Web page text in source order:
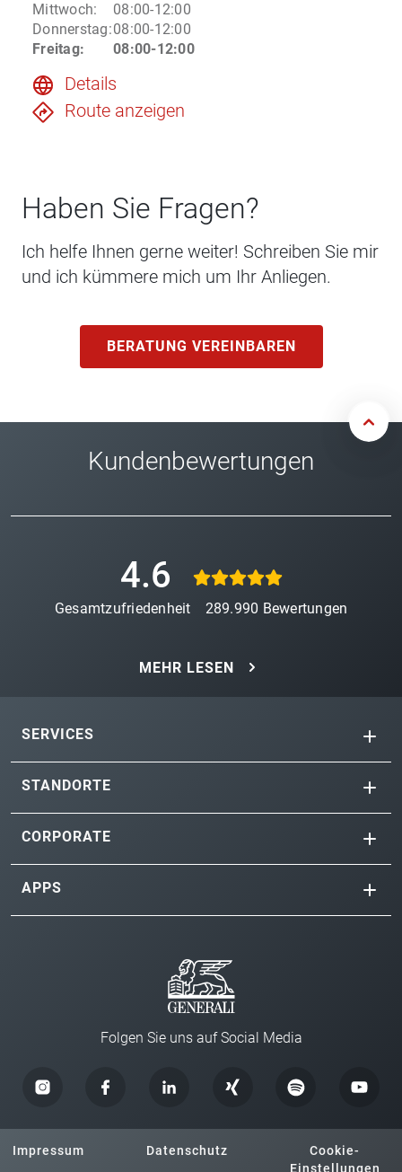
Mittwoch:
08:00-12:00
Donnerstag:08:00-12:00
Freitag: 08:00-12:00
Details
Route anzeigen
Haben Sie Fragen?
Ich helfe Ihnen gerne weiter! Schreiben Sie mir
und ich kümmere mich um Ihr Anliegen.
BERATUNG VEREINBAREN
Kundenbewertungen
4.6
Gesamtzufriedenheit 289.990 Bewertungen
MEHR LESEN
SERVICES
STANDORTE
CORPORATE
APPS
Folgen Sie uns auf Social Media
Impressum Datenschutz
Cookie-
Einstellungen